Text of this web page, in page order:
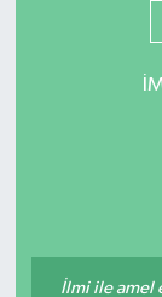
İlmi ile amel
KARLIOVA
Bingöl
Süper
Son
Haber